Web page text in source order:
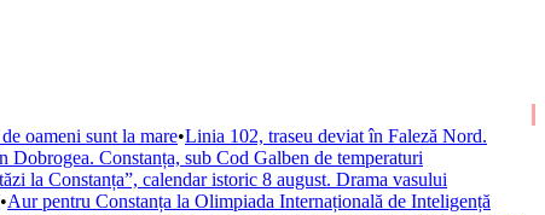
oameni sunt la mare•Linia 102, traseu deviat în Faleză Nord.
Dobrogea. Constanța, sub Cod Galben de temperaturi
la Constanța”, calendar istoric 8 august. Drama vasului
•Aur pentru Constanța la Olimpiada Internațională de Inteligență